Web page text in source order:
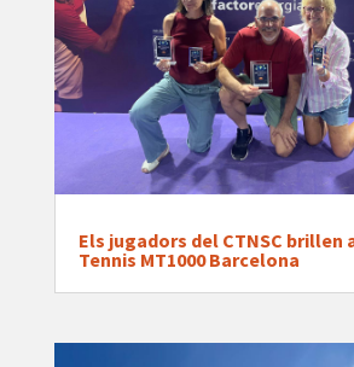
Els jugadors del CTNSC brillen
Tennis MT1000 Barcelona